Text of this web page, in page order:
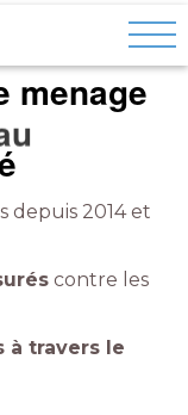
menage
depuis 2014 et
contre les
à travers le